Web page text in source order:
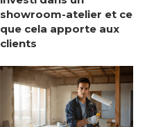
showroom-atelier et ce
que cela apporte aux
clients